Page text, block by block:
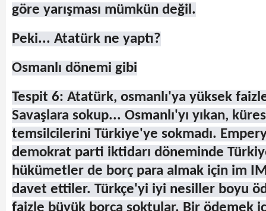
göre yarışması mümkün değil.
Peki... Atatürk ne yaptı?
Osmanlı dönemi gibi
Tespit 6: Atatürk, osmanlı'ya yüksek
Savaşlara sokup... Osmanlı'yı yıkan,
temsilcilerini Türkiye'ye sokmadı.
demokrat parti iktidarı döneminde
hükümetler de borç para almak için im
davet ettiler. Türkçe'yi iyi nesiller boyu
faizle büyük borca soktular. Bir ödemek